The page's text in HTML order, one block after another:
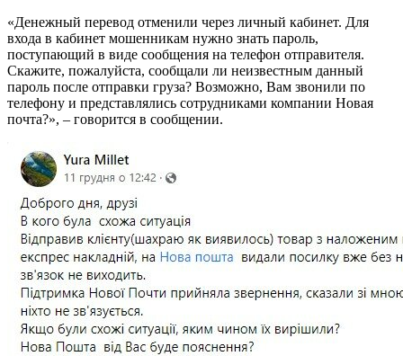
«Денежный перевод отменили через личный кабинет. Для
входа в кабинет мошенникам нужно знать пароль,
поступающий в виде сообщения на телефон отправителя.
Скажите, пожалуйста, сообщали ли неизвестным данный
пароль после отправки груза? Возможно, Вам звонили по
телефону и представлялись сотрудниками компании Новая
почта?», – говорится в сообщении.